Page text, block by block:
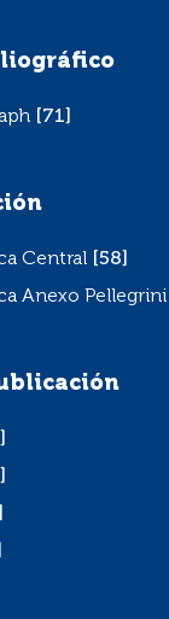
[71]
Central
[58]
Pellegrini
Anexo Pellegrini